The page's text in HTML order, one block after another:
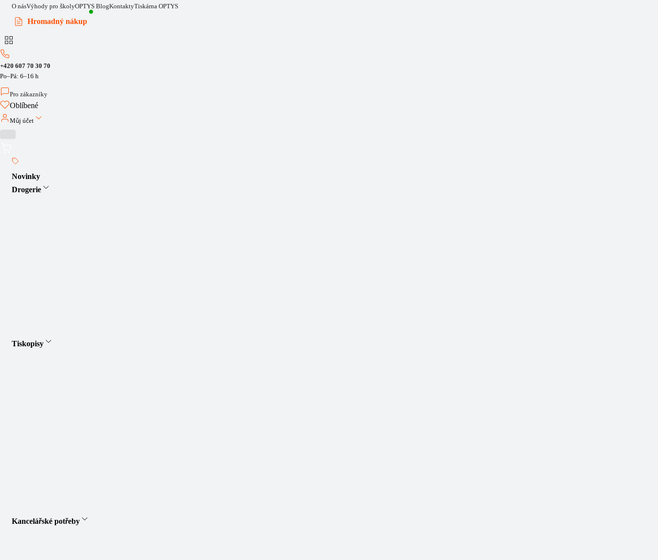
O násVýhody pro školyOPTYS BlogKontaktyTiskárna OPTYS
Hromadný nákup
+420 607 70 30 70
Po–Pá: 6–16 h
Pro zákazníky
Oblíbené
Můj účet
Novinky
Drogerie
Tiskopisy
Kancelářské potřeby